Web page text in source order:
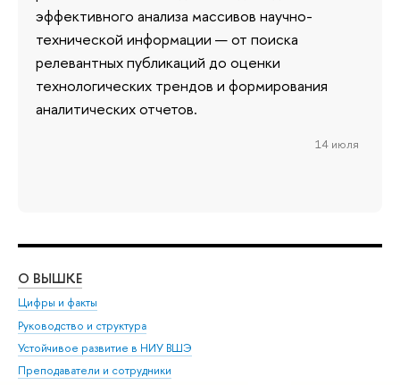
эффективного анализа массивов научно-
технической информации — от поиска
релевантных публикаций до оценки
технологических трендов и формирования
аналитических отчетов.
14 июля
О ВЫШКЕ
Цифры и факты
Руководство и структура
Устойчивое развитие в НИУ ВШЭ
Преподаватели и сотрудники